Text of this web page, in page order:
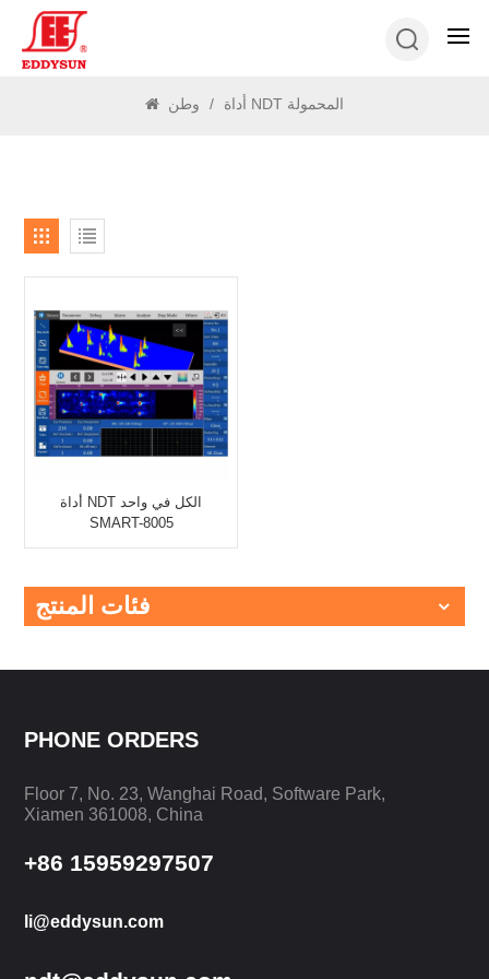
وطن / أداة NDT المحمولة
أداة NDT الكل في واحد
SMART-8005
فئات المنتج
PHONE ORDERS
Floor 7, No. 23, Wanghai Road, Software Park,
Xiamen 361008, China
+86 15959297507
li@eddysun.com